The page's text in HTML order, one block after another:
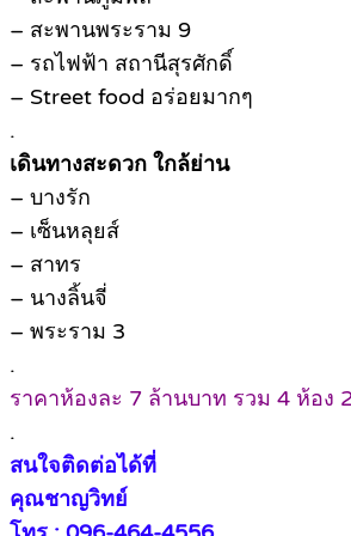
– สะพานพระราม 9
– รถไฟฟ้า สถานีสุรศักดิ์
– Street food อร่อยมากๆ
.
เดินทางสะดวก ใกล้ย่าน
– บางรัก
– เซ็นหลุยส์
– สาทร
– นางลิ้นจี่
– พระราม 3
.
ราคาห้องละ 7 ล้านบาท รวม 4 ห้อง
.
สนใจติดต่อได้ที่
คุณชาญวิทย์